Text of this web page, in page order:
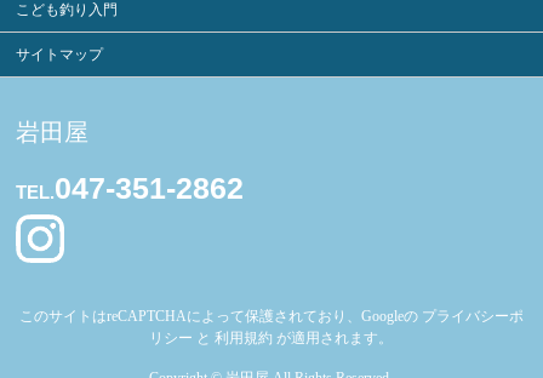
こども釣り入門
サイトマップ
岩田屋
TEL.047-351-2862
このサイトはreCAPTCHAによって保護されており、Googleの プライバシーポ
リシー と利用規約 が適用されます。